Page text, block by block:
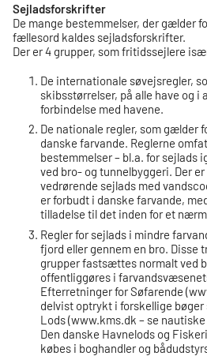
Sejladsforskrifter
De mange bestemmelser, der gælder
fællesord kaldes sejladsforskrifter.
Der er 4 grupper, som fritidssejlere
De internationale søvejsregler,
skibsstørrelser, på alle have og i
forbindelse med havene.
De nationale regler, som gælder
danske farvande. Reglerne
bestemmelser – bl.a. for sejlads
ved bro- og tunnelbyggeri. Der
vedrørende sejlads med
er forbudt i danske farvande,
tilladelse til det inden for et
Regler for sejlads i mindre
fjord eller gennem en bro. Disse
grupper fastsættes normalt ved
offentliggøres i
Efterretninger for Søfarende
delvist optrykt i forskellige bøger
Lods (www.kms.dk – se
Den danske Havnelods og
købes i boghandler og